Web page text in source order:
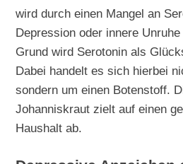
wird durch einen Mangel an
Depression oder innere
Grund wird Serotonin als
Dabei handelt es sich hierbei
sondern um einen Botenstoff.
Johanniskraut zielt auf einen
Haushalt ab.